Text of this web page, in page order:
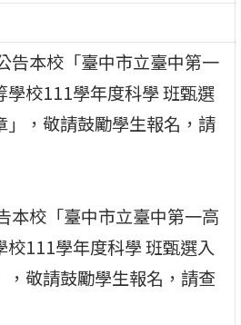
告本校「臺中市立臺中第一
學校111學年度科學 班甄選
」，敬請鼓勵學生報名，請
本校「臺中市立臺中第一高
校111學年度科學 班甄選入
，敬請鼓勵學生報名，請查